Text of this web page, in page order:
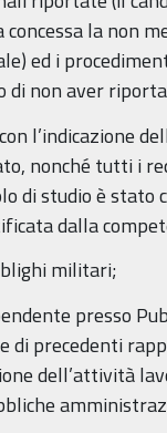
la non
ed i
di non aver
l’indicazione
nonché tutti i
di studio è stato
dalla
militari;
presso
di precedenti
dell’attività